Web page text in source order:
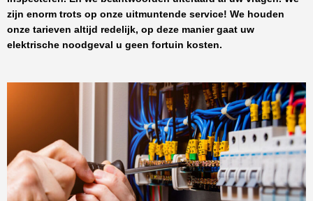
zijn enorm trots op onze uitmuntende service! We houden
onze tarieven altijd redelijk, op deze manier gaat uw
elektrische noodgeval u geen fortuin kosten.